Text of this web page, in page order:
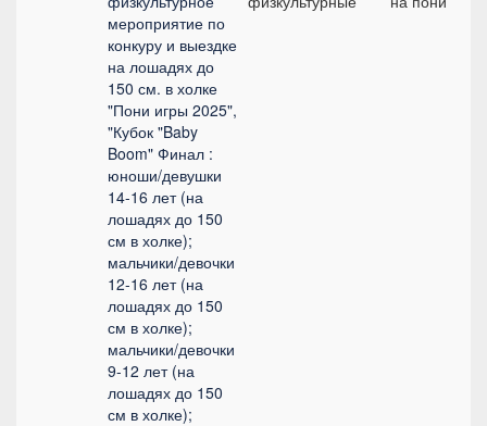
мероприятие по
конкуру и выездке
на лошадях до
150 см. в холке
"Пони игры 2025",
"Кубок "Baby
Boom" Финал :
юноши/девушки
14-16 лет (на
лошадях до 150
см в холке);
мальчики/девочки
12-16 лет (на
лошадях до 150
см в холке);
мальчики/девочки
9-12 лет (на
лошадях до 150
см в холке);